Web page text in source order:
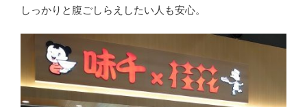
しっかりと腹ごしらえしたい人も安心。